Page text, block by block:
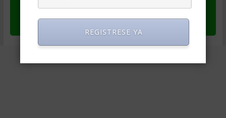
se provea un enlace a los datos del autor
(https://www.degerencia.com/autor/jaimee)
REGISTRESE YA